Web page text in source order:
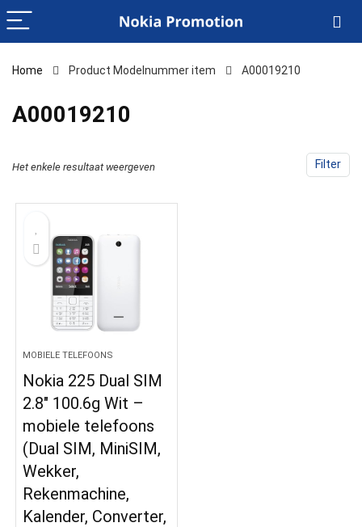
Home Product Modelnummer item ‎A00019210
‎A00019210
Filter
Het enkele resultaat weergeven
MOBIELE TELEFOONS
Nokia 225 Dual SIM
2.8″ 100.6g Wit –
mobiele telefoons
(Dual SIM, MiniSIM,
Wekker,
Rekenmachine,
Kalender, Converter,